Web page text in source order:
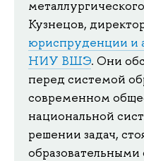
Кузнецов,
юриспруденции и
НИУ ВШЭ. Они
перед системой
современном
национальной
решении задач,